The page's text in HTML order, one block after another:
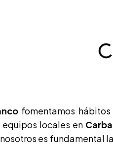
fomentamos hábitos
locales en
es fundamental la